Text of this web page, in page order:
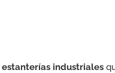
estanterías industriales